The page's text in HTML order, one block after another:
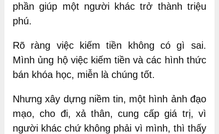
phần giúp một người khác trở thành triệu
phú.
Rõ ràng việc kiếm tiền không có gì sai.
Mình ủng hộ việc kiếm tiền và các hình thức
bán khóa học, miễn là chúng tốt.
Nhưng xây dựng niềm tin, một hình ảnh đạo
mạo, cho đi, xả thân, cung cấp giá trị, vì
người khác chứ không phải vì mình, thì thấy